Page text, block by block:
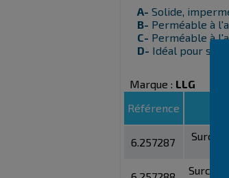
A- Solide,
B- Perméable à
C- Perméable à
D- Idéal pour
Marque : LLG
Référence
6.257287